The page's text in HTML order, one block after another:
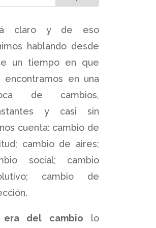
claro y de eso
hablando desde
un tiempo en que
encontramos en una
de cambios,
y casi sin
cuenta: cambio de
cambio de aires;
social; cambio
cambio de
era del cambio lo